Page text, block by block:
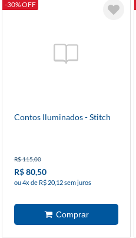
-30% OFF
Contos Iluminados - Stitch
R$ 115,00
R$ 80,50
ou 4x de R$ 20,12 sem juros